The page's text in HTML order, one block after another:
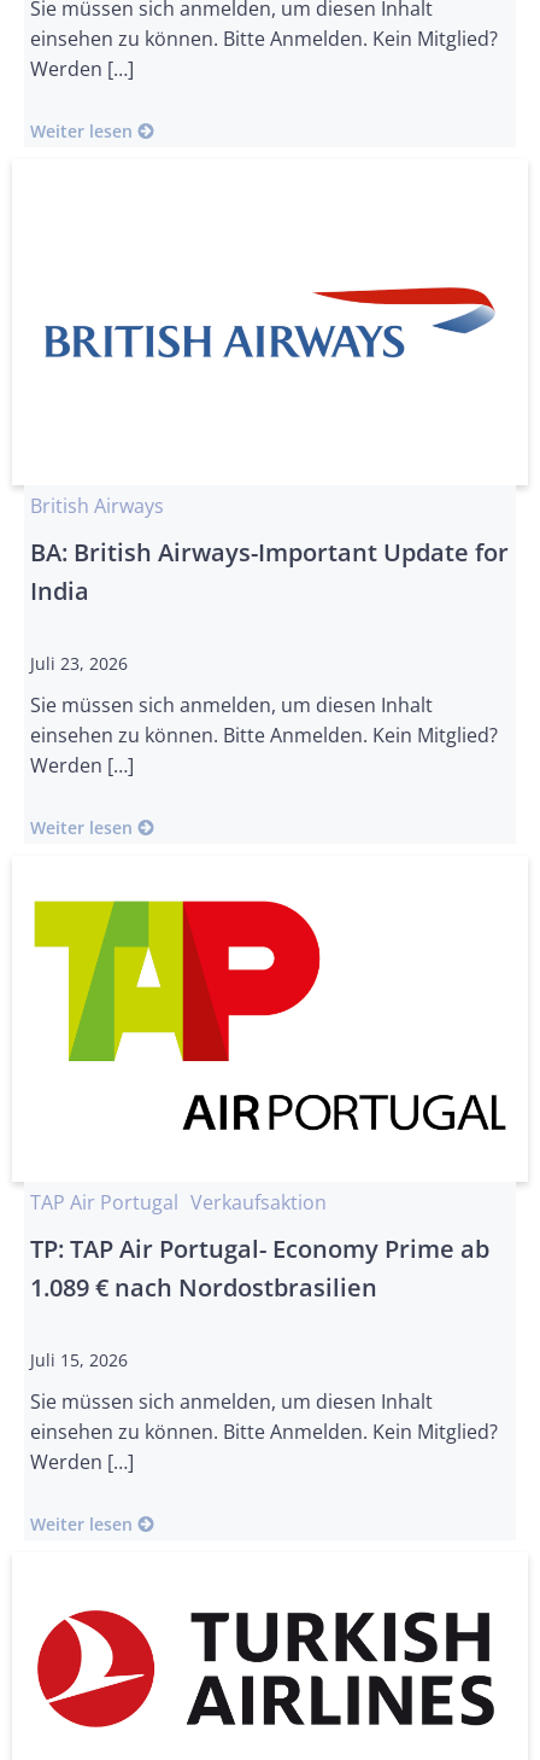
Sie müssen sich anmelden, um diesen Inhalt
einsehen zu können. Bitte Anmelden. Kein Mitglied?
Werden […]
Weiter lesen
British Airways
BA: British Airways-Important Update for
India
Juli 23, 2026
Sie müssen sich anmelden, um diesen Inhalt
einsehen zu können. Bitte Anmelden. Kein Mitglied?
Werden […]
Weiter lesen
TAP Air Portugal Verkaufsaktion
TP: TAP Air Portugal- Economy Prime ab
1.089 € nach Nordostbrasilien
Juli 15, 2026
Sie müssen sich anmelden, um diesen Inhalt
einsehen zu können. Bitte Anmelden. Kein Mitglied?
Werden […]
Weiter lesen